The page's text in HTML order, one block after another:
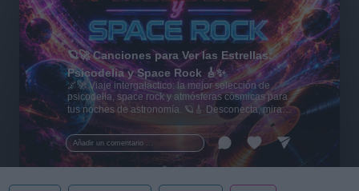
Añadir un comentario ...
🪐🚀 Canciones para Ver las Estrellas:
Psicodelia y Space Rock 🎸✨
🌌🚀 Viaje intergaláctico: la mejor selección de
psicodelia, space rock y atmósferas cósmicas para
tus noches de astronomía. 🪐🎸 Desconecta, mira
al firmamento y siente la gravedad cero. 💾 ¡Guarda
esta colección para tu próxima noche estrellada!
✨⭐